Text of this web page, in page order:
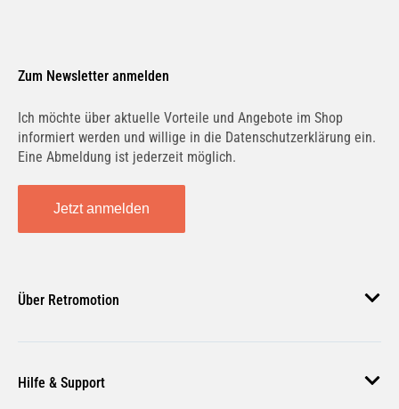
Zum Newsletter anmelden
Ich möchte über aktuelle Vorteile und Angebote im Shop
informiert werden und willige in die Datenschutzerklärung ein.
Eine Abmeldung ist jederzeit möglich.
Jetzt anmelden
Über Retromotion
Unsere Jobs
Hilfe & Support